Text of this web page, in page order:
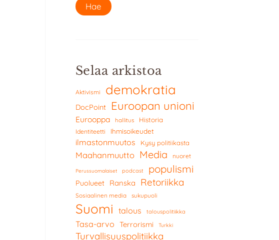
Selaa arkistoa
Aktivismi demokratia
DocPoint Euroopan unioni
Eurooppa hallitus Historia
Identiteetti Ihmisoikeudet
ilmastonmuutos Kysy politiikasta
Maahanmuutto Media nuoret
Perussuomalaiset podcast populismi
Puolueet Ranska Retoriikka
Sosiaalinen media sukupuoli
Suomi talous talouspolitiikka
Tasa-arvo Terrorismi Turkki
Turvallisuuspolitiikka